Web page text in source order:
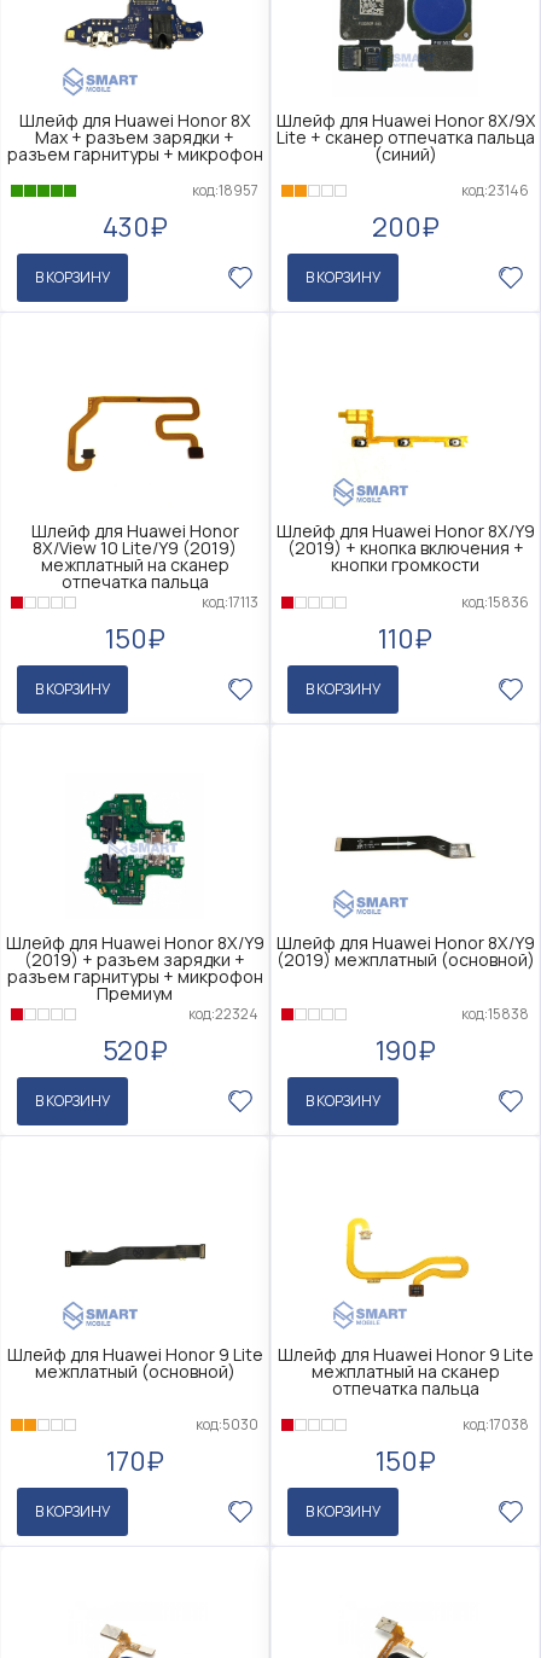
Шлейф для Huawei Honor 8X
Max + разъем зарядки +
разъем гарнитуры + микрофон
код:18957
430₽
В КОРЗИНУ
Шлейф для Huawei Honor 8X/9X
Lite + сканер отпечатка пальца
(синий)
код:23146
200₽
В КОРЗИНУ
Шлейф для Huawei Honor
8X/View 10 Lite/Y9 (2019)
межплатный на сканер
отпечатка пальца
код:17113
150₽
В КОРЗИНУ
Шлейф для Huawei Honor 8X/Y9
(2019) + кнопка включения +
кнопки громкости
код:15836
110₽
В КОРЗИНУ
Шлейф для Huawei Honor 8X/Y9
(2019) + разъем зарядки +
разъем гарнитуры + микрофон
Премиум
код:22324
520₽
В КОРЗИНУ
Шлейф для Huawei Honor 8X/Y9
(2019) межплатный (основной)
код:15838
190₽
В КОРЗИНУ
Шлейф для Huawei Honor 9 Lite
межплатный (основной)
код:5030
170₽
В КОРЗИНУ
Шлейф для Huawei Honor 9 Lite
межплатный на сканер
отпечатка пальца
код:17038
150₽
В КОРЗИНУ